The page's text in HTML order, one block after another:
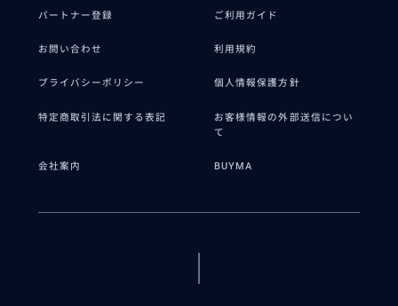
パートナー登録 ご利用ガイド
お問い合わせ 利用規約
プライバシーポリシー 個人情報保護方針
特定商取引法に関する表記
お客様情報の外部送信につい
て
会社案内 BUYMA